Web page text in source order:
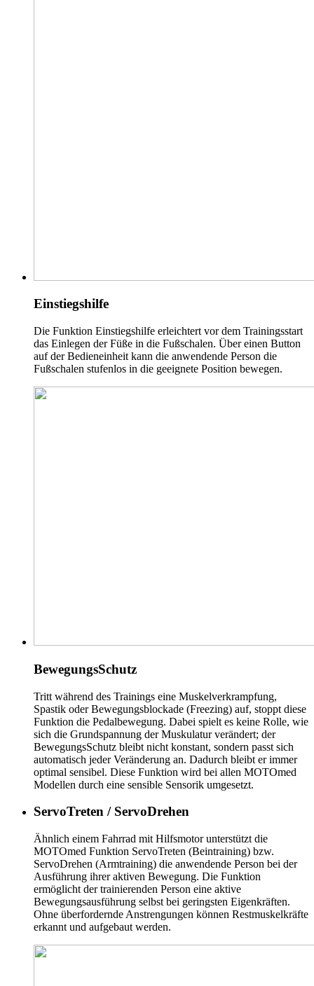
Einstiegshilfe
Die Funktion Einstiegshilfe erleichtert vor dem Trainingsstart
das Einlegen der Füße in die Fußschalen. Über einen Button
auf der Bedieneinheit kann die anwendende Person die
Fußschalen stufenlos in die geeignete Position bewegen.
BewegungsSchutz
Tritt während des Trainings eine Muskelverkrampfung,
Spastik oder Bewegungsblockade (Freezing) auf, stoppt diese
Funktion die Pedalbewegung. Dabei spielt es keine Rolle, wie
sich die Grundspannung der Muskulatur verändert; der
BewegungsSchutz bleibt nicht konstant, sondern passt sich
automatisch jeder Veränderung an. Dadurch bleibt er immer
optimal sensibel. Diese Funktion wird bei allen MOTOmed
Modellen durch eine sensible Sensorik umgesetzt.
ServoTreten / ServoDrehen
Ähnlich einem Fahrrad mit Hilfsmotor unterstützt die
MOTOmed Funktion ServoTreten (Beintraining) bzw.
ServoDrehen (Armtraining) die anwendende Person bei der
Ausführung ihrer aktiven Bewegung. Die Funktion
ermöglicht der trainierenden Person eine aktive
Bewegungsausführung selbst bei geringsten Eigenkräften.
Ohne überfordernde Anstrengungen können Restmuskelkräfte
erkannt und aufgebaut werden.